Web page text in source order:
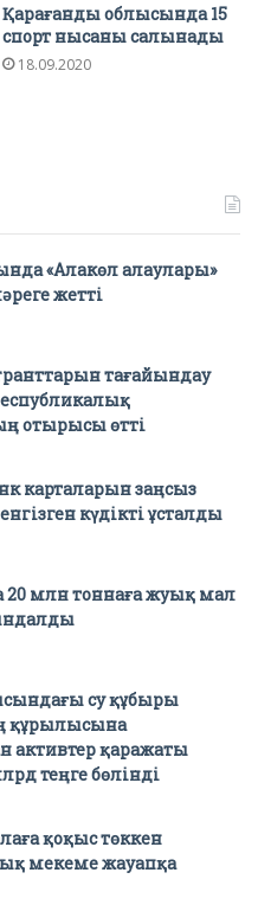
Қарағанды облысында 15
спорт нысаны салынады
18.09.2020
«Алакөл алаулары»
жетті
тағайындау
отырысы өтті
карталарын заңсыз
күдікті ұсталды
20 млн тоннаға жуық мал
су құбыры
құрылысына
активтер қаражаты
теңге бөлінді
қоқыс төккен
мекеме жауапқа